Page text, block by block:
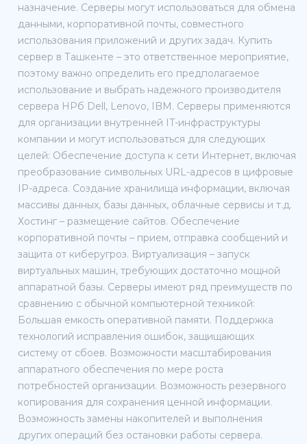
назначение. Серверы могут использоваться для обмена
данными, корпоративной почты, совместного
использования приложений и других задач. Купить
сервер в Ташкенте – это ответственное мероприятие,
поэтому важно определить его предполагаемое
использование и выбрать надежного производителя
сервера HPб Dell, Lenovo, IBM. Серверы применяются
для организации внутренней IT-инфраструктуры
компании и могут использоваться для следующих
целей: Обеспечение доступа к сети Интернет, включая
преобразование символьных URL-адресов в цифровые
IP-адреса. Создание хранилища информации, включая
массивы данных, базы данных, облачные сервисы и т.д.
Хостинг – размещение сайтов. Обеспечение
корпоративной почты – прием, отправка сообщений и
защита от киберугроз. Виртуализация – запуск
виртуальных машин, требующих достаточно мощной
аппаратной базы. Серверы имеют ряд преимуществ по
сравнению с обычной компьютерной техникой:
Большая емкость оперативной памяти. Поддержка
технологий исправления ошибок, защищающих
систему от сбоев. Возможности масштабирования
аппаратного обеспечения по мере роста
потребностей организации. Возможность резервного
копирования для сохранения ценной информации.
Возможность замены накопителей и выполнения
других операций без остановки работы сервера.